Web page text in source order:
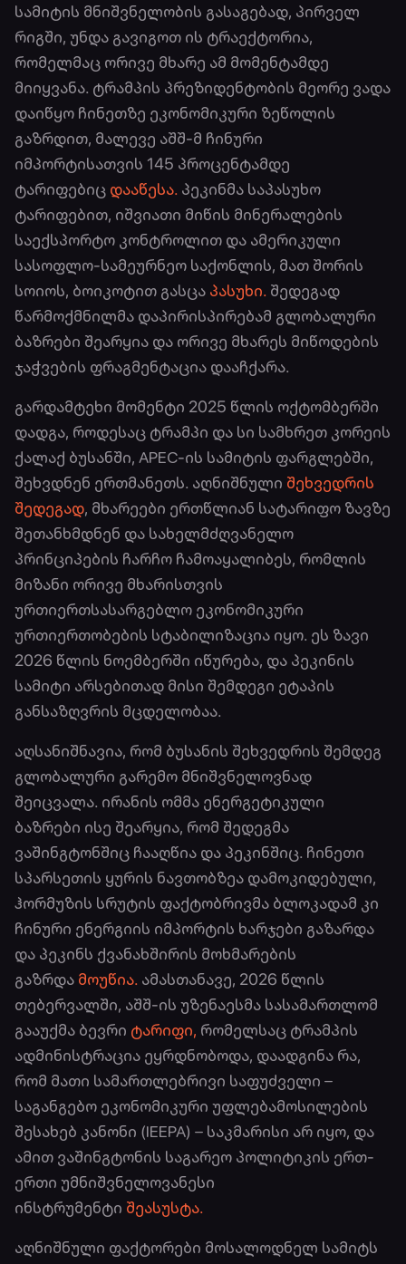
სამიტის მნიშვნელობის გასაგებად, პირველ
რიგში, უნდა გავიგოთ ის ტრაექტორია,
რომელმაც ორივე მხარე ამ მომენტამდე
მიიყვანა. ტრამპის პრეზიდენტობის მეორე ვადა
დაიწყო ჩინეთზე ეკონომიკური ზეწოლის
გაზრდით, მალევე აშშ-მ ჩინური
იმპორტისათვის 145 პროცენტამდე
ტარიფებიც დააწესა. პეკინმა საპასუხო
ტარიფებით, იშვიათი მიწის მინერალების
საექსპორტო კონტროლით და ამერიკული
სასოფლო-სამეურნეო საქონლის, მათ შორის
სოიოს, ბოიკოტით გასცა პასუხი. შედეგად
წარმოქმნილმა დაპირისპირებამ გლობალური
ბაზრები შეარყია და ორივე მხარეს მიწოდების
ჯაჭვების ფრაგმენტაცია დააჩქარა.
გარდამტეხი მომენტი 2025 წლის ოქტომბერში
დადგა, როდესაც ტრამპი და სი სამხრეთ კორეის
ქალაქ ბუსანში, APEC-ის სამიტის ფარგლებში,
შეხვდნენ ერთმანეთს. აღნიშნული შეხვედრის
შედეგად, მხარეები ერთწლიან სატარიფო ზავზე
შეთანხმდნენ და სახელმძღვანელო
პრინციპების ჩარჩო ჩამოაყალიბეს, რომლის
მიზანი ორივე მხარისთვის
ურთიერთსასარგებლო ეკონომიკური
ურთიერთობების სტაბილიზაცია იყო. ეს ზავი
2026 წლის ნოემბერში იწურება, და პეკინის
სამიტი არსებითად მისი შემდეგი ეტაპის
განსაზღვრის მცდელობაა.
აღსანიშნავია, რომ ბუსანის შეხვედრის შემდეგ
გლობალური გარემო მნიშვნელოვნად
შეიცვალა. ირანის ომმა ენერგეტიკული
ბაზრები ისე შეარყია, რომ შედეგმა
ვაშინგტონშიც ჩააღწია და პეკინშიც. ჩინეთი
სპარსეთის ყურის ნავთობზეა დამოკიდებული,
ჰორმუზის სრუტის ფაქტობრივმა ბლოკადამ კი
ჩინური ენერგიის იმპორტის ხარჯები გაზარდა
და პეკინს ქვანახშირის მოხმარების
გაზრდა მოუწია. ამასთანავე, 2026 წლის
თებერვალში, აშშ-ის უზენაესმა სასამართლომ
გააუქმა ბევრი ტარიფი, რომელსაც ტრამპის
ადმინისტრაცია ეყრდნობოდა, დაადგინა რა,
რომ მათი სამართლებრივი საფუძველი –
საგანგებო ეკონომიკური უფლებამოსილების
შესახებ კანონი (IEEPA) – საკმარისი არ იყო, და
ამით ვაშინგტონის საგარეო პოლიტიკის ერთ-
ერთი უმნიშვნელოვანესი
ინსტრუმენტი შეასუსტა.
აღნიშნული ფაქტორები მოსალოდნელ სამიტს